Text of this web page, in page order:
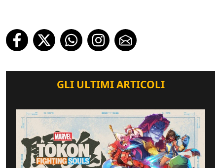
GLI ULTIMI ARTICOLI